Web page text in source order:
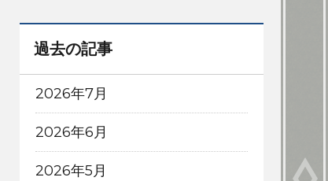
過去の記事
2026年7月
2026年6月
2026年5月